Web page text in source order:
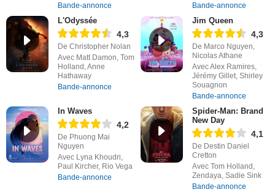
Bande-annonce
Bande-annonce
L'Odyssée
4,3
De Christopher Nolan
Avec Matt Damon, Tom
Holland, Anne
Hathaway
Bande-annonce
Jim Queen
4,3
De Marco Nguyen,
Nicolas Athane
Avec Alex Ramires,
Jérémy Gillet, Shirley
Souagnon
Bande-annonce
In Waves
4,2
De Phuong Mai
Nguyen
Avec Lyna Khoudri,
Paul Kircher, Rio Vega
Bande-annonce
Spider-Man: Brand
New Day
4,1
De Destin Daniel
Cretton
Avec Tom Holland,
Zendaya, Sadie Sink
Bande-annonce